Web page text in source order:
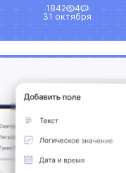
1842
4
31 октября